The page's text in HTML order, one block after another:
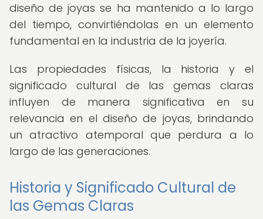
diseño de joyas se ha mantenido a lo largo
del tiempo, convirtiéndolas en un elemento
fundamental en la industria de la joyería.
Las propiedades físicas, la historia y el
significado cultural de las gemas claras
influyen de manera significativa en su
relevancia en el diseño de joyas, brindando
un atractivo atemporal que perdura a lo
largo de las generaciones.
Historia y Significado Cultural de
las Gemas Claras